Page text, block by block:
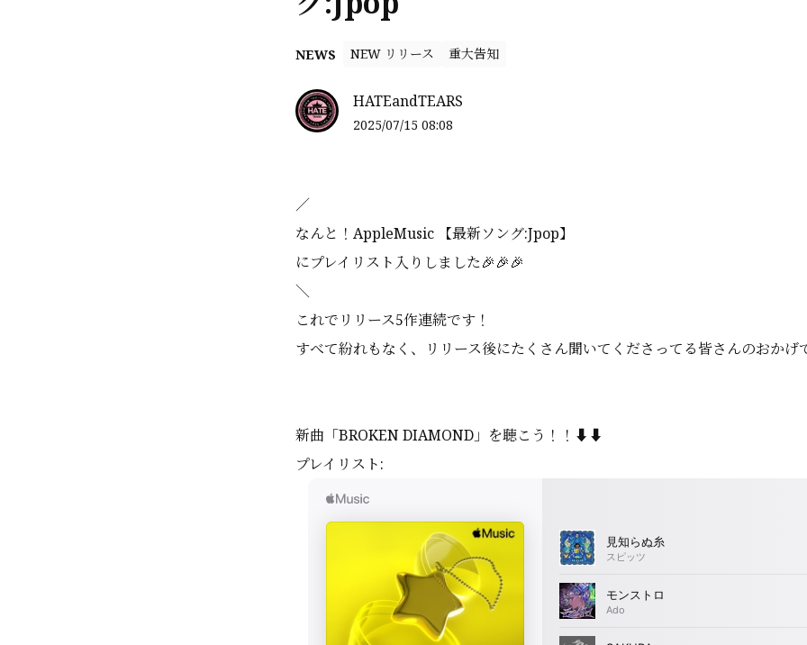
NEWS NEW リリース 重大告知
HATEandTEARS
2025/07/15 08:08
／
なんと！AppleMusic 【最新ソング:Jpop】
にプレイリスト入りしました🎉🎉🎉
＼
これでリリース5作連続です！
すべて紛れもなく、リリース後にたくさん聞いてくださってる皆さんのおかげ
新曲「BROKEN DIAMOND」を聴こう！！⬇️⬇️
プレイリスト: